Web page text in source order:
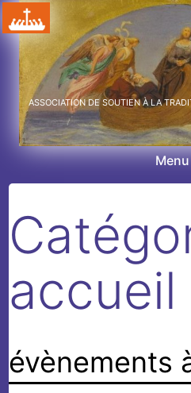
Aller
au
contenu
ASSOCIATION DE SOUTIEN À LA
Menu
accueil
évènements